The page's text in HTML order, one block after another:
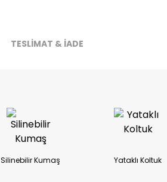
TESLİMAT & İADE
Silinebilir Kumaş Yataklı Koltuk